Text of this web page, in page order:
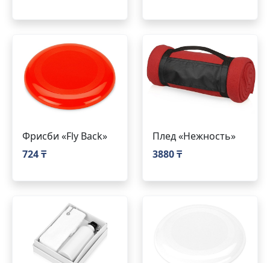
Фрисби «Fly Back»
724 ₸
Плед «Нежность»
3880 ₸